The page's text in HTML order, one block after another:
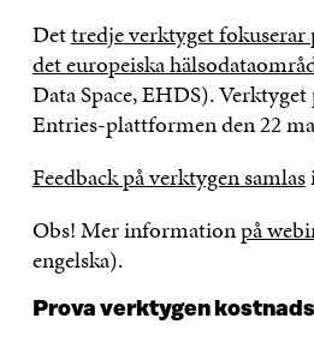
Dettredje verktyget
det europeiska
Data Space, EHDS).
Entries-plattformen den 22
Feedback på verktygen samlas
Obs! Mer informationpå
engelska).
Prova verktygen